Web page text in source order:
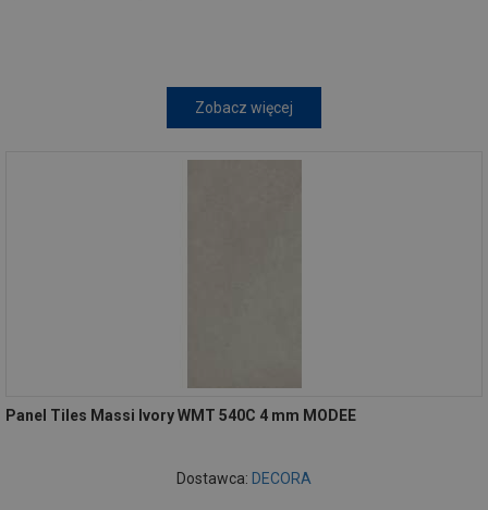
Zobacz więcej
Panel Tiles Massi Ivory WMT 540C 4 mm MODEE
Dostawca: DECORA